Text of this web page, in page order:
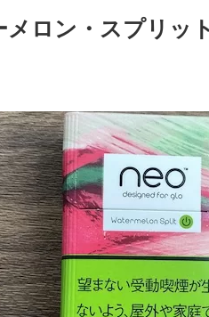
メロン・スプリッ